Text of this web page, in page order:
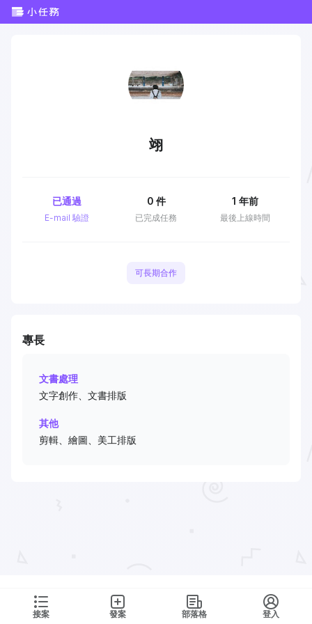
接案 發案 部落格 登入
翊
E-mail 驗證
已通過
已完成任務
0 件
最後上線時間
1 年前
可長期合作
專長
文書處理
文字創作、文書排版
其他
剪輯、繪圖、美工排版